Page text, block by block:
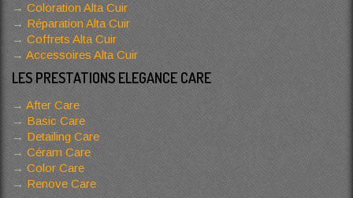
Coloration Alta Cuir
Réparation Alta Cuir
Coffrets Alta Cuir
Accessoires Alta Cuir
LES PRESTATIONS ELEGANCE CARE
After Care
Basic Care
Detailing Care
Céram Care
Color Care
Renove Care